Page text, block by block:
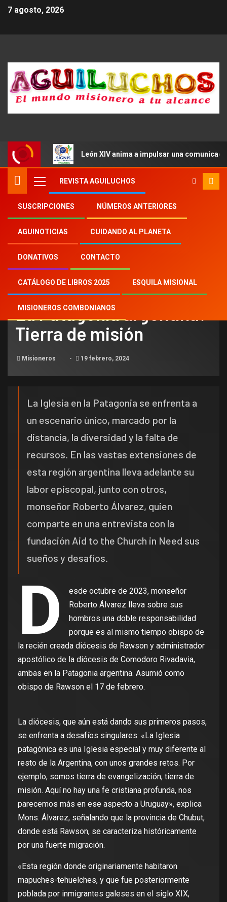
7 agosto, 2026
León XIV anima a impulsar una
REVISTA AGUILUCHOS
SUSCRIPCIONES NÚMEROS ANTERIORES
AGUINOTICIAS CUIDANDO AL PLANETA
DONATIVOS CONTACTO
CATÁLOGO DE LIBROS 2025 ESQUILA MISIONAL
MISIONEROS COMBONIANOS
Inicio 2024
19
La Patagonia argentina: Tierra de misión
NOTICIAS
La Patagonia argentina:
Tierra de misión
Misioneros 19 febrero, 2024
La Iglesia en la Patagonia se enfrenta a
un escenario único, marcado por la
distancia, la diversidad y la falta de
recursos. En las vastas extensiones de
esta región argentina lleva adelante su
labor episcopal, junto con otros,
monseñor Roberto Álvarez, quien
comparte en una entrevista con la
fundación Aid to the Church in Need sus
sueños y desafíos.
D
esde octubre de 2023, monseñor
Roberto Álvarez lleva sobre sus
hombros una doble responsabilidad
porque es al mismo tiempo obispo de
la recién creada diócesis de Rawson y administrador
apostólico de la diócesis de Comodoro Rivadavia,
ambas en la Patagonia argentina. Asumió como
obispo de Rawson el 17 de febrero.
La diócesis, que aún está dando sus primeros pasos,
se enfrenta a desafíos singulares: «La Iglesia
patagónica es una Iglesia especial y muy diferente al
resto de la Argentina, con unos grandes retos. Por
ejemplo, somos tierra de evangelización, tierra de
misión. Aquí no hay una fe cristiana profunda, nos
parecemos más en ese aspecto a Uruguay», explica
Mons. Álvarez, señalando que la provincia de Chubut,
donde está Rawson, se caracteriza históricamente
por una fuerte migración.
«Esta región donde originariamente habitaron
mapuches-tehuelches, y que fue posteriormente
poblada por inmigrantes galeses en el siglo XIX,